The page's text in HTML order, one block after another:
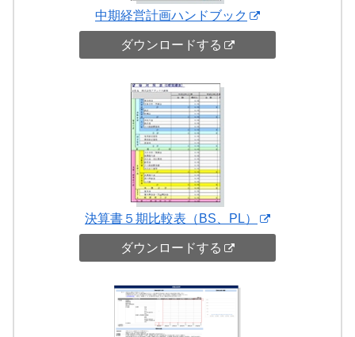
中期経営計画ハンドブック
ダウンロードする
決算書５期比較表（BS、PL）
ダウンロードする